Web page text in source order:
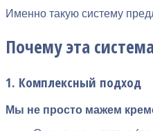
Именно такую систему
Почему эта
1. Комплексный подход
Мы не просто мажем